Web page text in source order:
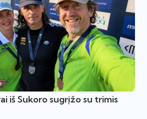
iš Sukoro sugrįžo su trimis